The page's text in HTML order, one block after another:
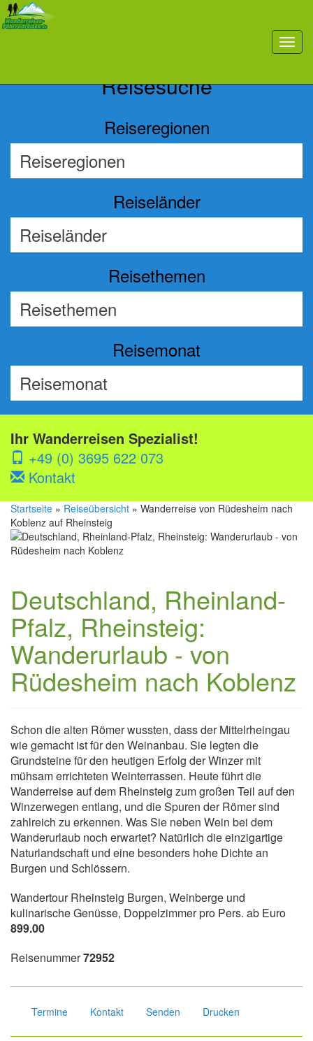
toggle
Reisesuche
Reiseregionen
Reiseländer
Reisethemen
Reisemonat
Ihr Wanderreisen Spezialist!
+49 (0) 3695 622 073
Kontakt
Startseite » Reiseübersicht » Wanderreise von Rüdesheim nach
Koblenz auf Rheinsteig
Deutschland, Rheinland-
Pfalz, Rheinsteig:
Wanderurlaub - von
Rüdesheim nach Koblenz
Schon die alten Römer wussten, dass der Mittelrheingau
wie gemacht ist für den Weinanbau. Sie legten die
Grundsteine für den heutigen Erfolg der Winzer mit
mühsam errichteten Weinterrassen. Heute führt die
Wanderreise auf dem Rheinsteig zum großen Teil auf den
Winzerwegen entlang, und die Spuren der Römer sind
zahlreich zu erkennen. Was Sie neben Wein bei dem
Wanderurlaub noch erwartet? Natürlich die einzigartige
Naturlandschaft und eine besonders hohe Dichte an
Burgen und Schlössern.
Wandertour Rheinsteig Burgen, Weinberge und
kulinarische Genüsse, Doppelzimmer pro Pers. ab Euro
899.00
Reisenummer72952
Termine Kontakt Senden Drucken